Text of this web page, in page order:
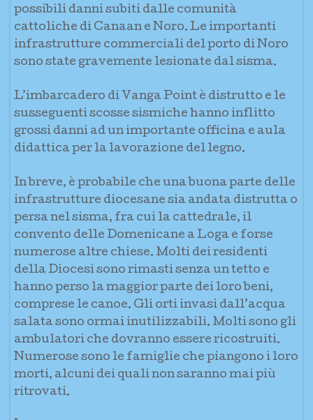
possibili danni subiti dalle comunità
cattoliche di Canaan e Noro. Le importanti
infrastrutture commerciali del porto di Noro
sono state gravemente lesionate dal sisma.
L’imbarcadero di Vanga Point è distrutto e le
susseguenti scosse sismiche hanno inflitto
grossi danni ad un importante officina e aula
didattica per la lavorazione del legno.
In breve, è probabile che una buona parte delle
infrastrutture diocesane sia andata distrutta o
persa nel sisma, fra cui la cattedrale, il
convento delle Domenicane a Loga e forse
numerose altre chiese. Molti dei residenti
della Diocesi sono rimasti senza un tetto e
hanno perso la maggior parte dei loro beni,
comprese le canoe. Gli orti invasi dall’acqua
salata sono ormai inutilizzabili. Molti sono gli
ambulatori che dovranno essere ricostruiti.
Numerose sono le famiglie che piangono i loro
morti, alcuni dei quali non saranno mai più
ritrovati.